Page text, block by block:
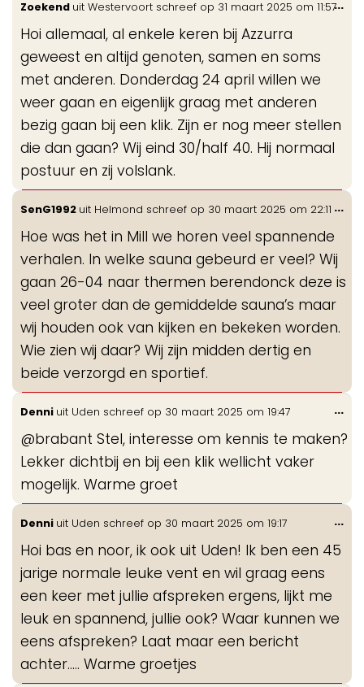
gastenboek-
lijst
Zoekend uit Westervoort schreef op 31 maart 2025 om 11:57
Hoi allemaal, al enkele keren bij Azzurra
geweest en altijd genoten, samen en soms
met anderen. Donderdag 24 april willen we
weer gaan en eigenlijk graag met anderen
bezig gaan bij een klik. Zijn er nog meer stellen
die dan gaan? Wij eind 30/half 40. Hij normaal
postuur en zij volslank.
...
SenG1992 uit Helmond schreef op 30 maart 2025 om 22:11
Hoe was het in Mill we horen veel spannende
verhalen. In welke sauna gebeurd er veel? Wij
gaan 26-04 naar thermen berendonck deze is
veel groter dan de gemiddelde sauna’s maar
wij houden ook van kijken en bekeken worden.
Wie zien wij daar? Wij zijn midden dertig en
beide verzorgd en sportief.
...
Denni uit Uden schreef op 30 maart 2025 om 19:47
@brabant Stel, interesse om kennis te maken?
Lekker dichtbij en bij een klik wellicht vaker
mogelijk. Warme groet
...
Denni uit Uden schreef op 30 maart 2025 om 19:17
Hoi bas en noor, ik ook uit Uden! Ik ben een 45
jarige normale leuke vent en wil graag eens
een keer met jullie afspreken ergens, lijkt me
leuk en spannend, jullie ook? Waar kunnen we
eens afspreken? Laat maar een bericht
achter..... Warme groetjes
...